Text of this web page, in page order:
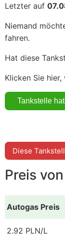
Letzter auf
Niemand
fahren.
Hat diese
Klicken Sie
Diese
Preis
Autogas Preis
2.92 PLN/L